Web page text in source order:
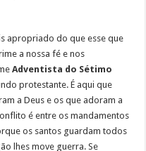
apropriado do que esse que
a nossa fé e nos
Adventista do Sétimo
protestante. É aqui que
a Deus e os que adoram a
é entre os mandamentos
os santos guardam todos
lhes move guerra. Se